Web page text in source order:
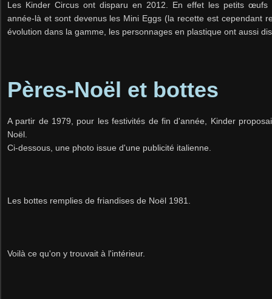
Les Kinder Circus ont disparu en 2012. En effet les petits
année-là et sont devenus les Mini Eggs (la recette est cependant
évolution dans la gamme, les personnages en plastique ont aussi
Pères-Noël et bottes
A partir de 1979, pour les festivités de fin d'année, Kinder
Noël.
Ci-dessous, une photo issue d'une publicité italienne.
Les bottes remplies de friandises de Noël 1981.
Voilà ce qu'on y trouvait à l'intérieur.